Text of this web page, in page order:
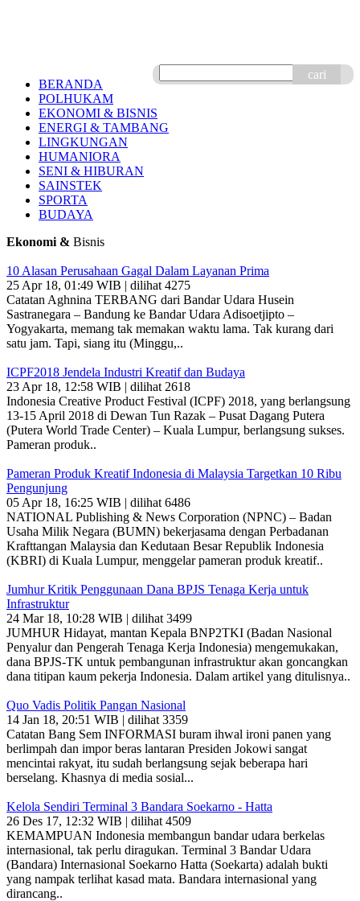
cari
BERANDA
POLHUKAM
EKONOMI & BISNIS
ENERGI & TAMBANG
LINGKUNGAN
HUMANIORA
SENI & HIBURAN
SAINSTEK
SPORTA
BUDAYA
Ekonomi & Bisnis
10 Alasan Perusahaan Gagal Dalam Layanan Prima
25 Apr 18, 01:49 WIB | dilihat 4275
Catatan Aghnina TERBANG dari Bandar Udara Husein
Sastranegara – Bandung ke Bandar Udara Adisoetjipto –
Yogyakarta, memang tak memakan waktu lama. Tak kurang dari
satu jam. Tapi, siang itu (Minggu,..
ICPF2018 Jendela Industri Kreatif dan Budaya
23 Apr 18, 12:58 WIB | dilihat 2618
Indonesia Creative Product Festival (ICPF) 2018, yang berlangsung
13-15 April 2018 di Dewan Tun Razak – Pusat Dagang Putera
(Putera World Trade Center) – Kuala Lumpur, berlangsung sukses.
Pameran produk..
Pameran Produk Kreatif Indonesia di Malaysia Targetkan 10 Ribu
Pengunjung
05 Apr 18, 16:25 WIB | dilihat 6486
NATIONAL Publishing & News Corporation (NPNC) – Badan
Usaha Milik Negara (BUMN) bekerjasama dengan Perbadanan
Krafttangan Malaysia dan Kedutaan Besar Republik Indonesia
(KBRI) di Kuala Lumpur, menggelar pameran produk kreatif..
Jumhur Kritik Penggunaan Dana BPJS Tenaga Kerja untuk
Infrastruktur
24 Mar 18, 10:28 WIB | dilihat 3499
JUMHUR Hidayat, mantan Kepala BNP2TKI (Badan Nasional
Penyalur dan Pengerah Tenaga Kerja Indonesia) mengemukakan,
dana BPJS-TK untuk pembangunan infrastruktur akan goncangkan
dana titipan kaum pekerja Indonesia. Dalam artikel yang ditulisnya..
Quo Vadis Politik Pangan Nasional
14 Jan 18, 20:51 WIB | dilihat 3359
Catatan Bang Sem INFORMASI buram ihwal ironi panen yang
berlimpah dan impor beras lantaran Presiden Jokowi sangat
mencintai rakyat, itu sudah berlangsung sejak beberapa hari
berselang. Khasnya di media sosial...
Kelola Sendiri Terminal 3 Bandara Soekarno - Hatta
26 Des 17, 12:32 WIB | dilihat 4509
KEMAMPUAN Indonesia membangun bandar udara berkelas
internasional, tak perlu diragukan. Terminal 3 Bandar Udara
(Bandara) Internasional Soekarno Hatta (Soekarta) adalah bukti
yang nampak terlihat kasad mata. Bandara internasional yang
dirancang..